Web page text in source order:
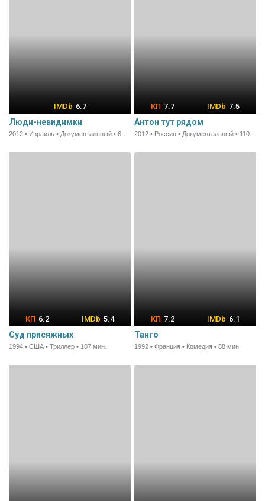
6.7
Люди-невидимки
7.7 7.5
Антон тут рядом
6.2 5.4
Суд присяжных
1994 • США • Триллер • 107 мин.
7.2 6.1
Танго
1992 • Франция • Комедия • 88 мин.